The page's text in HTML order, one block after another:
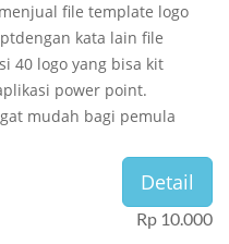
file template logo
kata lain file
40 logo yang bisa kit
power point.
mudah bagi pemula
Detail
Rp 10.000